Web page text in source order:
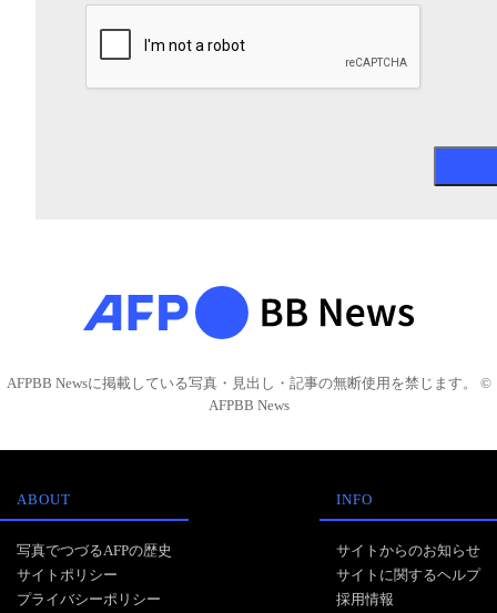
AFPBB Newsに掲載している写真・見出し・記事の無断使用を禁じます。 ©
AFPBB News
ABOUT
写真でつづるAFPの歴史
サイトポリシー
プライバシーポリシー
INFO
サイトからのお知らせ
サイトに関するヘルプ
採用情報